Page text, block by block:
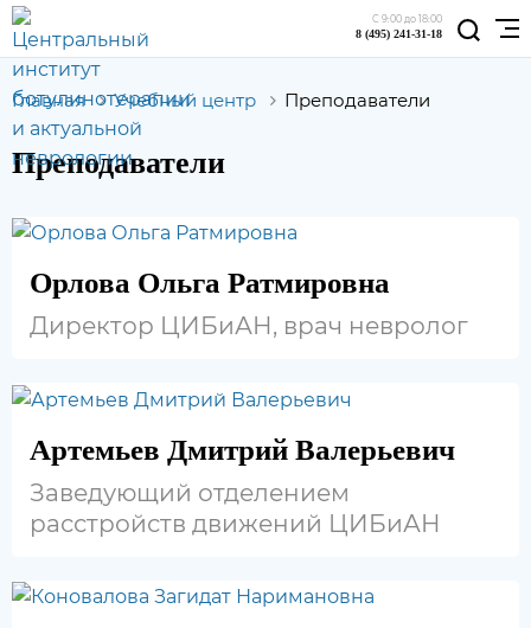
С 9:00 до 18:00
8 (495) 241-31-18
Главная Учебный центр Преподаватели
Преподаватели
Орлова Ольга Ратмировна
Директор ЦИБиАН, врач невролог
Артемьев Дмитрий Валерьевич
Заведующий отделением
расстройств движений ЦИБиАН